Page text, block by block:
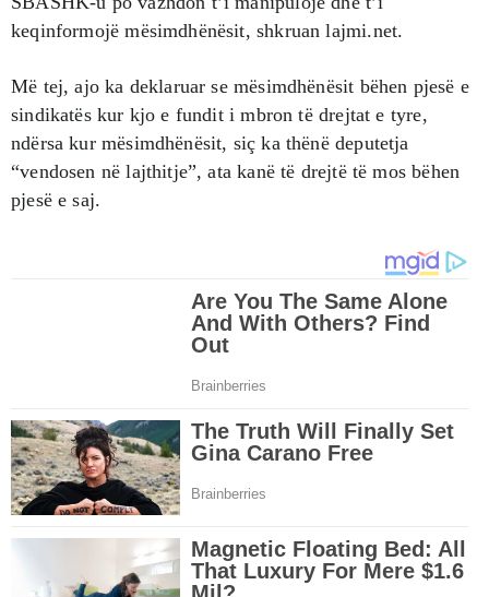
keqinformojë mësimdhënësit, shkruan lajmi.net.
Më tej, ajo ka deklaruar se mësimdhënësit bëhen pjesë e
sindikatës kur kjo e fundit i mbron të drejtat e tyre,
ndërsa kur mësimdhënësit, siç ka thënë deputetja
“vendosen në lajthitje”, ata kanë të drejtë të mos bëhen
pjesë e saj.